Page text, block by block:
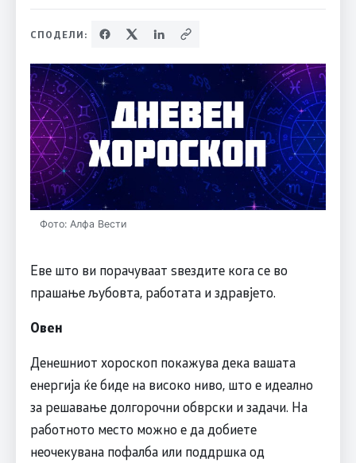
СПОДЕЛИ:
Фото: Алфа Вести
Еве што ви порачуваат ѕвездите кога се во
прашање љубовта, работата и здравјето.
Овен
Денешниот хороскоп покажува дека вашата
енергија ќе биде на високо ниво, што е идеално
за решавање долгорочни обврски и задачи. На
работното место можно е да добиете
неочекувана пофалба или поддршка од